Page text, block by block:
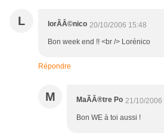
L lorÃÂ©nico 20/10/2006 15:48
Bon week end !! <br /> Lorénico
Répondre
M MaÃÂ®tre Po 21/10/2006
Bon WE à toi aussi !